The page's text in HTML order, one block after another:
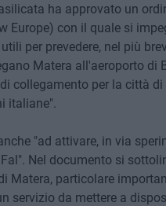
ha approvato un
Europe) con il quale si
per prevedere, nel più
Matera all'aeroporto di
collegamento per la città
italiane".
"ad attivare, in via
Nel documento si
Matera, particolare
servizio da mettere a